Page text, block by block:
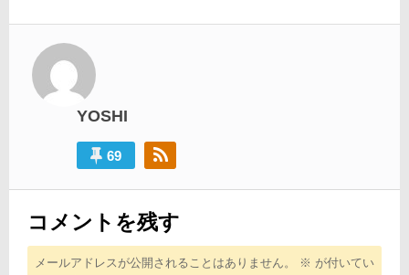
ゲ
ー
シ
YOSHI
69
コメントを残す
メールアドレスが公開されることはありません。 ※ が付いてい